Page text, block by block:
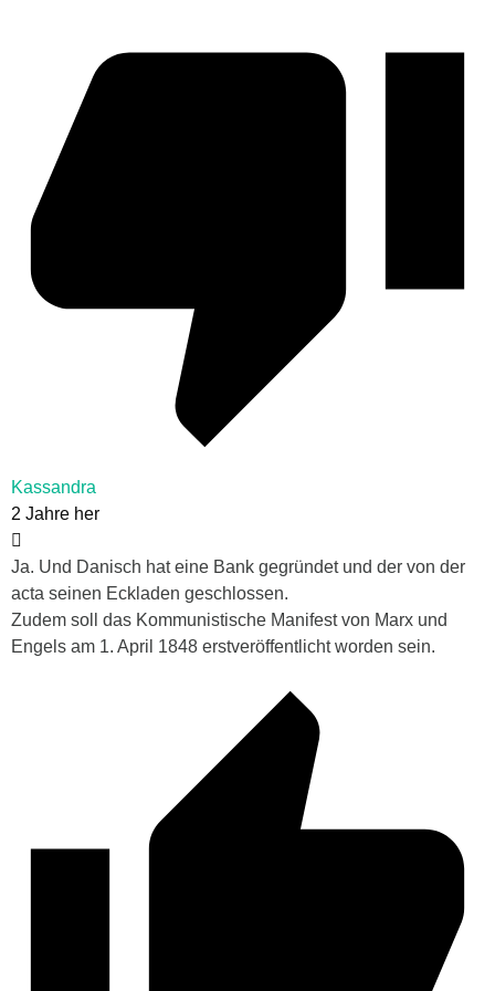
Kassandra
2 Jahre her
Ja. Und Danisch hat eine Bank gegründet und der von der
acta seinen Eckladen geschlossen.
Zudem soll das Kommunistische Manifest von Marx und
Engels am 1. April 1848 erstveröffentlicht worden sein.